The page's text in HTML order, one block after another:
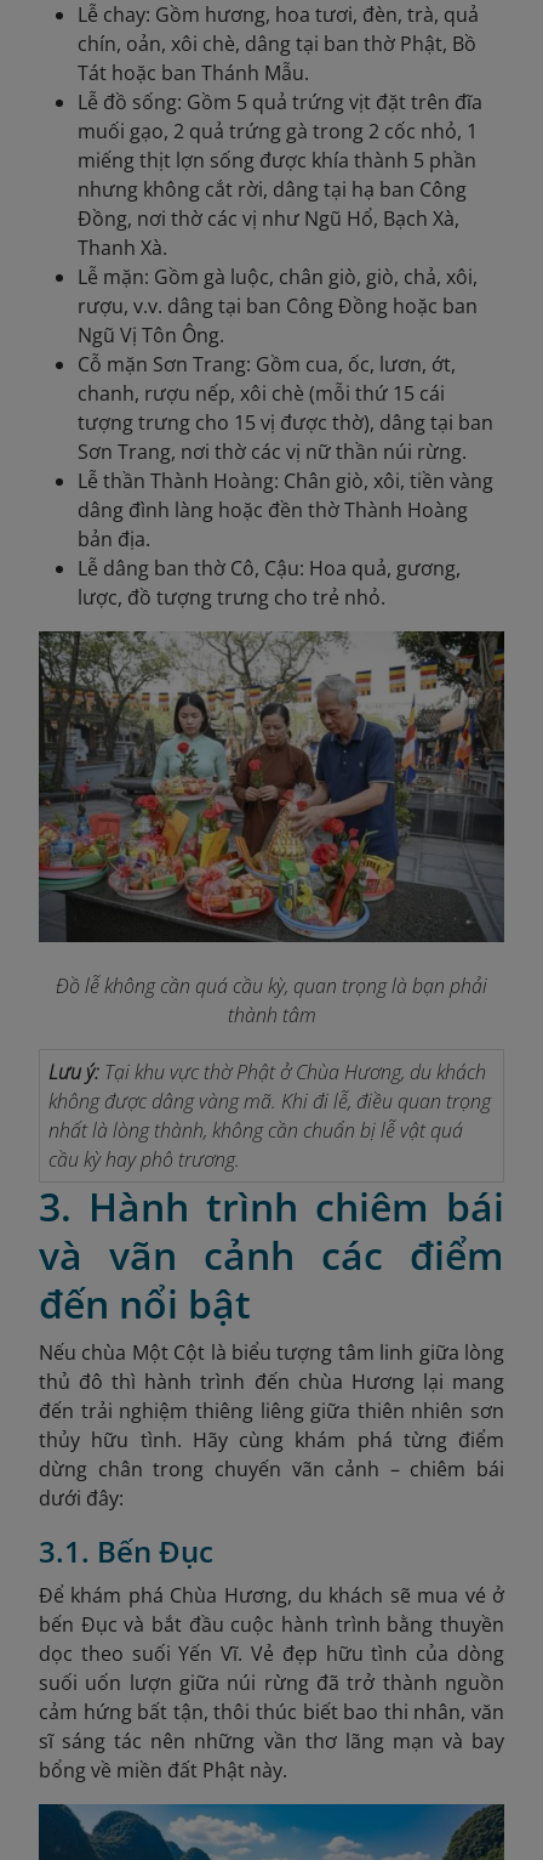
Lễ chay: Gồm hương, hoa tươi, đèn, trà, quả
chín, oản, xôi chè, dâng tại ban thờ Phật, Bồ
Tát hoặc ban Thánh Mẫu.
Lễ đồ sống: Gồm 5 quả trứng vịt đặt trên đĩa
muối gạo, 2 quả trứng gà trong 2 cốc nhỏ, 1
miếng thịt lợn sống được khía thành 5 phần
nhưng không cắt rời, dâng tại hạ ban Công
Đồng, nơi thờ các vị như Ngũ Hổ, Bạch Xà,
Thanh Xà.
Lễ mặn: Gồm gà luộc, chân giò, giò, chả, xôi,
rượu, v.v. dâng tại ban Công Đồng hoặc ban
Ngũ Vị Tôn Ông.
Cỗ mặn Sơn Trang: Gồm cua, ốc, lươn, ớt,
chanh, rượu nếp, xôi chè (mỗi thứ 15 cái
tượng trưng cho 15 vị được thờ), dâng tại ban
Sơn Trang, nơi thờ các vị nữ thần núi rừng.
Lễ thần Thành Hoàng: Chân giò, xôi, tiền vàng
dâng đình làng hoặc đền thờ Thành Hoàng
bản địa.
Lễ dâng ban thờ Cô, Cậu: Hoa quả, gương,
lược, đồ tượng trưng cho trẻ nhỏ.
Đồ lễ không cần quá cầu kỳ, quan trọng là bạn phải
thành tâm
Lưu ý: Tại khu vực thờ Phật ở Chùa Hương, du khách
không được dâng vàng mã. Khi đi lễ, điều quan trọng
nhất là lòng thành, không cần chuẩn bị lễ vật quá
cầu kỳ hay phô trương.
3. Hành trình chiêm bái
và vãn cảnh các điểm
đến nổi bật
Nếu chùa Một Cột là biểu tượng tâm linh giữa lòng
thủ đô thì hành trình đến chùa Hương lại mang
đến trải nghiệm thiêng liêng giữa thiên nhiên sơn
thủy hữu tình. Hãy cùng khám phá từng điểm
dừng chân trong chuyến vãn cảnh – chiêm bái
dưới đây:
3.1. Bến Đục
Để khám phá Chùa Hương, du khách sẽ mua vé ở
bến Đục và bắt đầu cuộc hành trình bằng thuyền
dọc theo suối Yến Vĩ. Vẻ đẹp hữu tình của dòng
suối uốn lượn giữa núi rừng đã trở thành nguồn
cảm hứng bất tận, thôi thúc biết bao thi nhân, văn
sĩ sáng tác nên những vần thơ lãng mạn và bay
bổng về miền đất Phật này.